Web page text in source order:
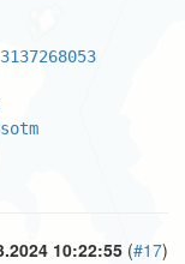
10:22:55 (#17)